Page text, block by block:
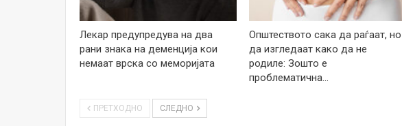
Лекар предупредува на два
рани знака на деменција кои
немаат врска со меморијата
Општеството сака да раѓаат, но
да изгледаат како да не
родиле: Зошто е
проблематична…
ПРЕТХОДНО СЛЕДНО